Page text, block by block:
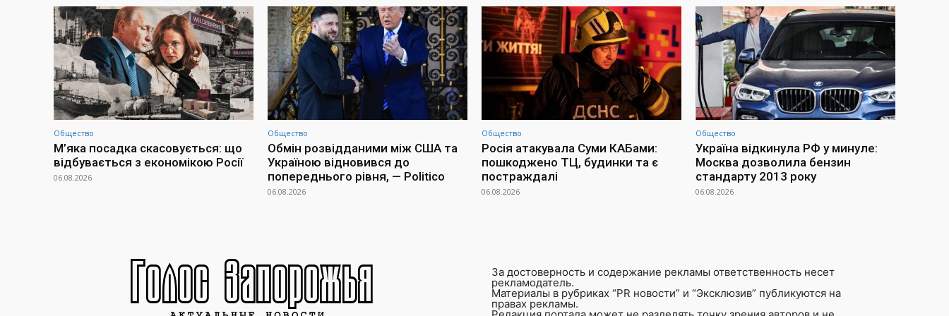
Общество
М’яка посадка скасовується: що
відбувається з економікою Росії
06.08.2026
Общество
Обмін розвідданими між США та
Україною відновився до
попереднього рівня, — Politico
06.08.2026
Общество
Росія атакувала Суми КАБами:
пошкоджено ТЦ, будинки та є
постраждалі
06.08.2026
Общество
Україна відкинула РФ у минуле:
Москва дозволила бензин
стандарту 2013 року
06.08.2026
За достоверность и содержание рекламы ответственность несет
рекламодатель.
Материалы в рубриках “PR новости” и “Эксклюзив” публикуются на
правах рекламы.